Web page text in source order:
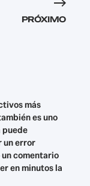
PRÓXIMO
más
es uno
puede
un error
comentario
en minutos la